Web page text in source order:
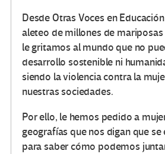
Desde Otras Voces en
aleteo de millones de mariposas
le gritamos al mundo que no
desarrollo sostenible ni
siendo la violencia contra la
nuestras sociedades.
Por ello, le hemos pedido a
geografías que nos digan que se
para saber cómo podemos